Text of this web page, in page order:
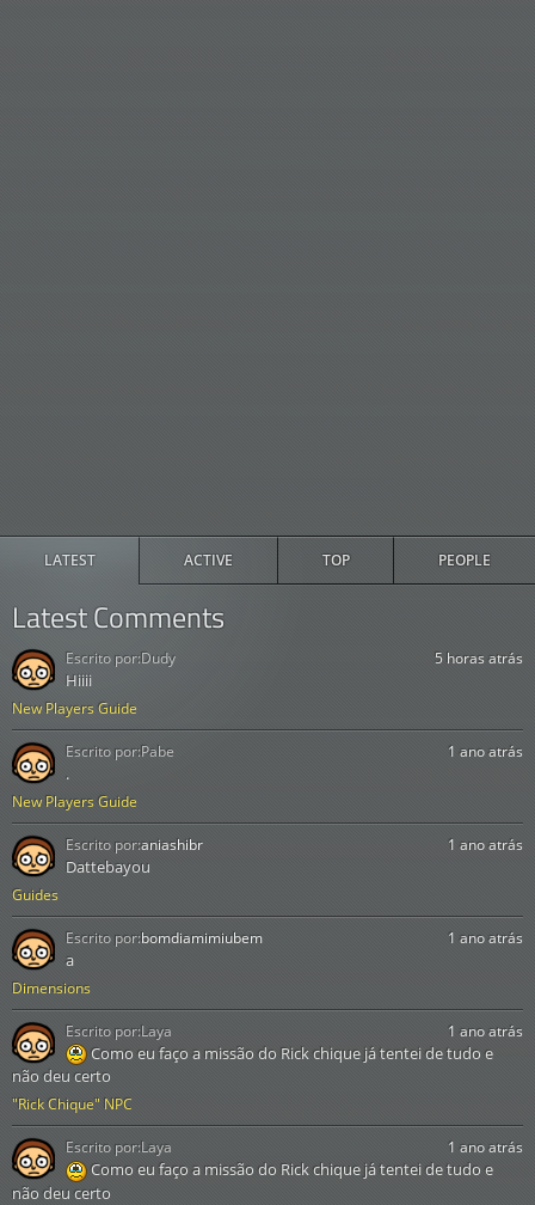
LATEST ACTIVE TOP PEOPLE
Latest Comments
New Players Guide
5 horas atrás
Hiiii
Escrito por:Dudy
New Players Guide
1 ano atrás
.
Escrito por:Pabe
Guides
1 ano atrás
Dattebayou
Escrito por:aniashibr
Dimensions
1 ano atrás
a
Escrito por:bomdiamimiubem
"Rick Chique" NPC
1 ano atrás
Como eu faço a missão do Rick chique já tentei de tudo e
não deu certo
Escrito por:Laya
1 ano atrás
Como eu faço a missão do Rick chique já tentei de tudo e
não deu certo
Escrito por:Laya